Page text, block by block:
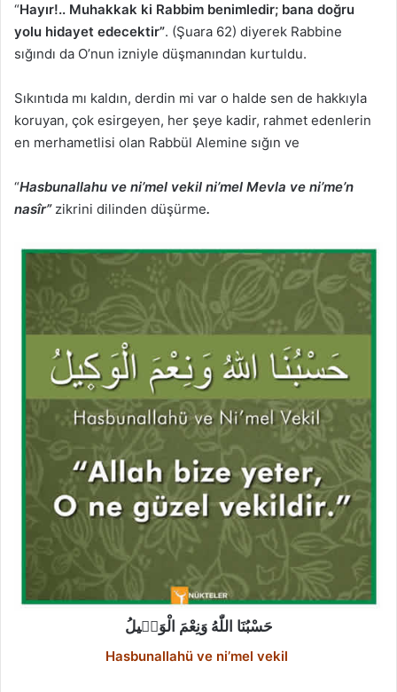
“Hayır!.. Muhakkak ki Rabbim benimledir; bana doğru
yolu hidayet edecektir”. (Şuara 62) diyerek Rabbine
sığındı da O’nun izniyle düşmanından kurtuldu.
Sıkıntıda mı kaldın, derdin mi var o halde sen de hakkıyla
koruyan, çok esirgeyen, her şeye kadir, rahmet edenlerin
en merhametlisi olan Rabbül Alemine sığın ve
“Hasbunallahu ve ni’mel vekil ni’mel Mevla ve ni’me’n
nasîr” zikrini dilinden düşürme.
حَسْبُنَا اللّٰهُ وَنِعْمَ الْوَك۪يلُ
Hasbunallahü ve ni’mel vekil